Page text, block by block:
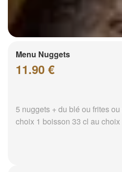
Menu Nuggets
11.90 €
5 nuggets + du blé ou frites
choix 1 boisson 33 cl au choix